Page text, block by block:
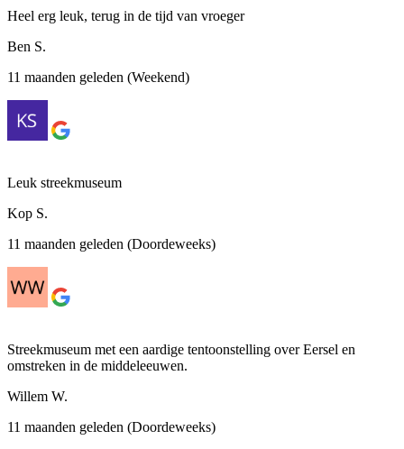
Heel erg leuk, terug in de tijd van vroeger
Ben S.
11 maanden geleden (Weekend)
Leuk streekmuseum
Kop S.
11 maanden geleden (Doordeweeks)
Streekmuseum met een aardige tentoonstelling over Eersel en
omstreken in de middeleeuwen.
Willem W.
11 maanden geleden (Doordeweeks)